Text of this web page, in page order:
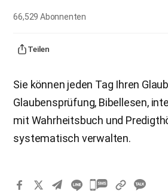
66,529Abonnenten
Teilen
Sie können jeden Tag Ihren
Glaubensprüfung, Bibellesen,
mit Wahrheitsbuch und
systematisch verwalten.
카